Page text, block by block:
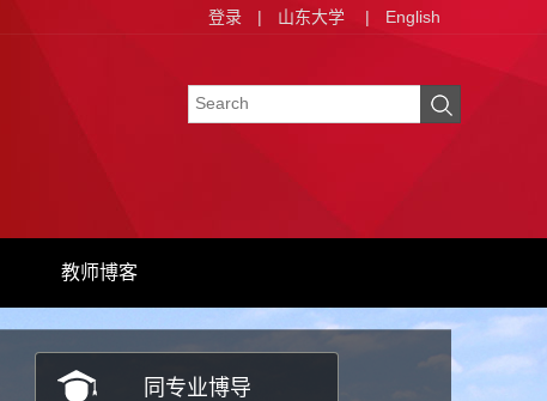
登录 | 山东大学 | English
教师博客
同专业博导